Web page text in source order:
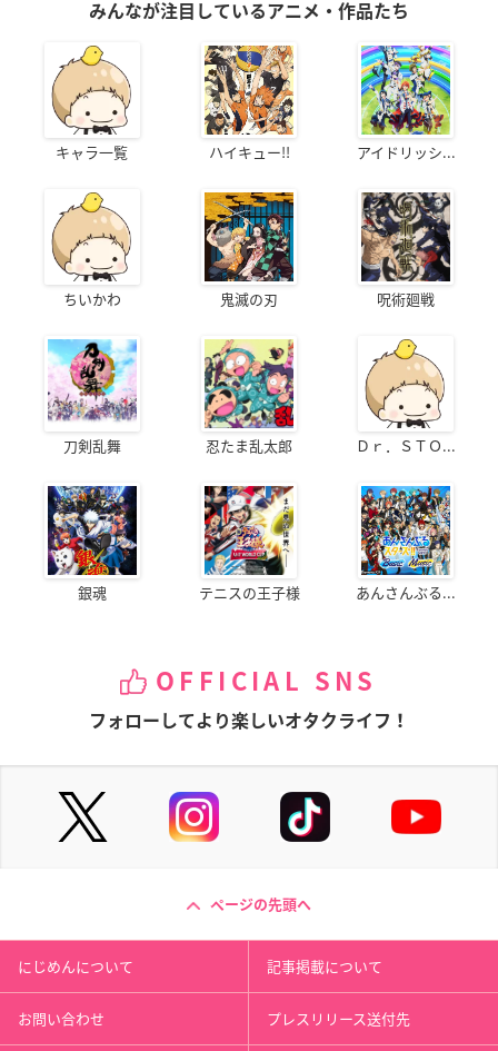
みんなが注目しているアニメ・作品たち
キャラ一覧 ハイキュー!! アイドリッシ...
ちいかわ 鬼滅の刃 呪術廻戦
刀剣乱舞 忍たま乱太郎 Ｄｒ．ＳＴＯ...
銀魂 テニスの王子様 あんさんぶる...
OFFICIAL SNS
フォローしてより楽しいオタクライフ！
ページの先頭へ
にじめんについて 記事掲載について
お問い合わせ プレスリリース送付先